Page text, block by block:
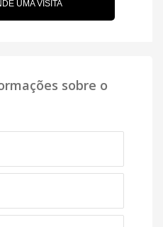
UMA VISITA
sobre o